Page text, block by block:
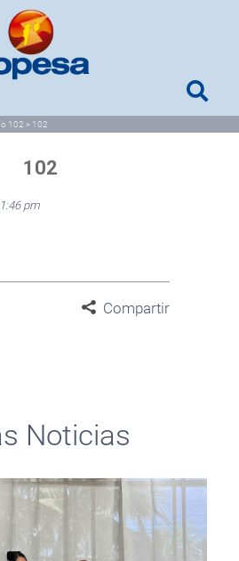
102 > 102
102
pm
Compartir
Noticias